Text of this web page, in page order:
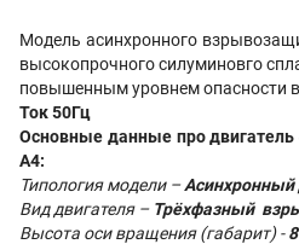
Модель асинхронного
высокопрочного силуминовго
повышенным уровнем опасности
Ток 50Гц
Основные данные про
A4:
Типология модели –Асинхронный
Вид двигателя – Трёхфазный
Высота оси вращения (габарит) -